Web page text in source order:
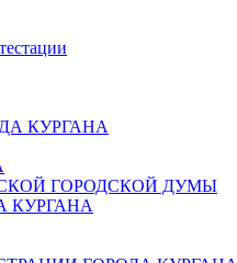
КУРГАНА
ГОРОДСКОЙ ДУМЫ
КУРГАНА